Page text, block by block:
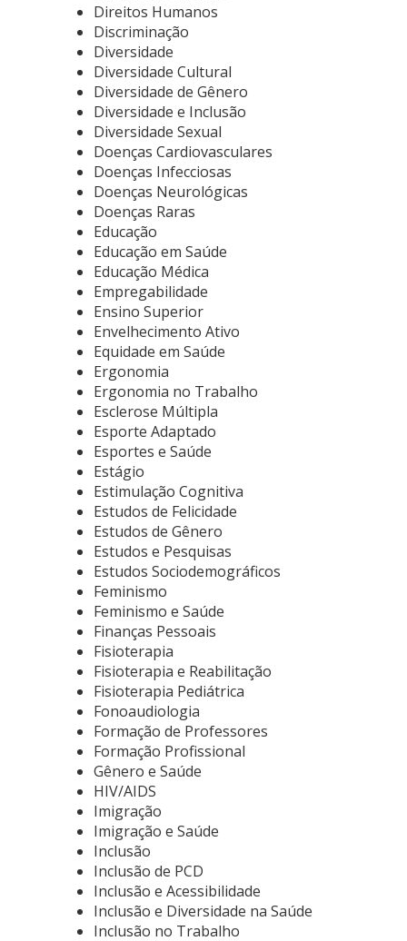
Direitos Humanos
Discriminação
Diversidade
Diversidade Cultural
Diversidade de Gênero
Diversidade e Inclusão
Diversidade Sexual
Doenças Cardiovasculares
Doenças Infecciosas
Doenças Neurológicas
Doenças Raras
Educação
Educação em Saúde
Educação Médica
Empregabilidade
Ensino Superior
Envelhecimento Ativo
Equidade em Saúde
Ergonomia
Ergonomia no Trabalho
Esclerose Múltipla
Esporte Adaptado
Esportes e Saúde
Estágio
Estimulação Cognitiva
Estudos de Felicidade
Estudos de Gênero
Estudos e Pesquisas
Estudos Sociodemográficos
Feminismo
Feminismo e Saúde
Finanças Pessoais
Fisioterapia
Fisioterapia e Reabilitação
Fisioterapia Pediátrica
Fonoaudiologia
Formação de Professores
Formação Profissional
Gênero e Saúde
HIV/AIDS
Imigração
Imigração e Saúde
Inclusão
Inclusão de PCD
Inclusão e Acessibilidade
Inclusão e Diversidade na Saúde
Inclusão no Trabalho